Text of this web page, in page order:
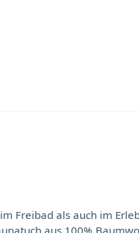
Freibad als auch im
aus 100%